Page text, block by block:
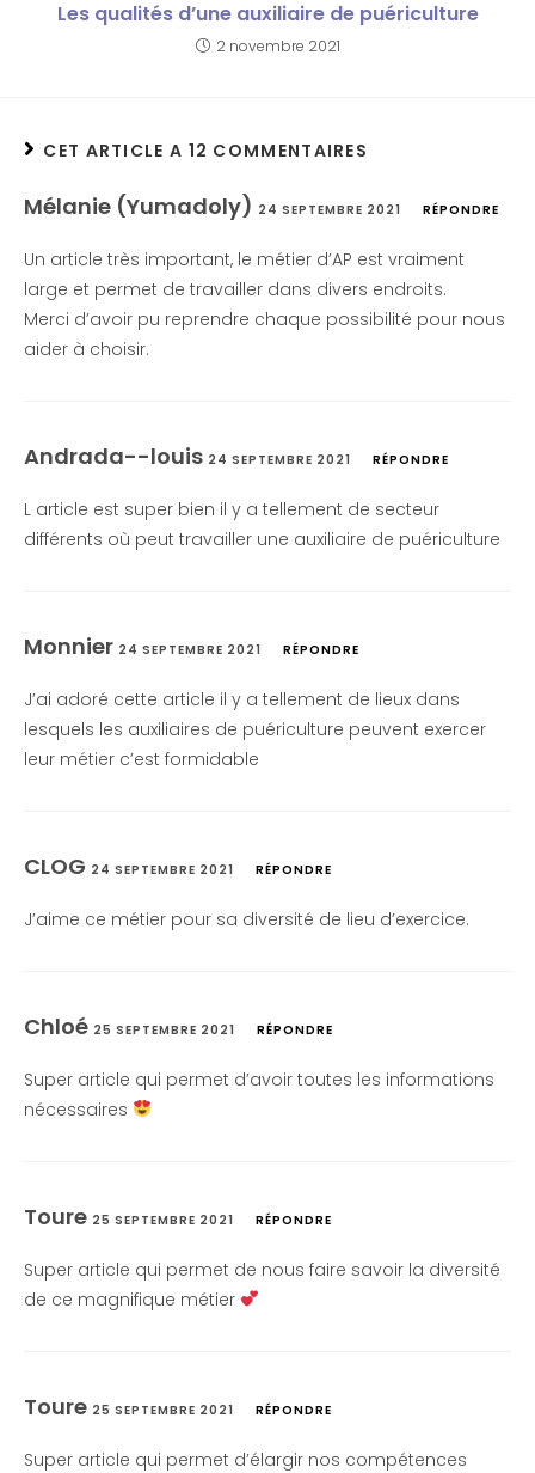
Les qualités d’une auxiliaire de puériculture
2 novembre 2021
CET ARTICLE A 12 COMMENTAIRES
Mélanie (Yumadoly) 24 SEPTEMBRE 2021 RÉPONDRE
Un article très important, le métier d’AP est vraiment
large et permet de travailler dans divers endroits.
Merci d’avoir pu reprendre chaque possibilité pour nous
aider à choisir.
Andrada--louis 24 SEPTEMBRE 2021 RÉPONDRE
L article est super bien il y a tellement de secteur
différents où peut travailler une auxiliaire de puériculture
Monnier 24 SEPTEMBRE 2021 RÉPONDRE
J’ai adoré cette article il y a tellement de lieux dans
lesquels les auxiliaires de puériculture peuvent exercer
leur métier c’est formidable
CLOG 24 SEPTEMBRE 2021 RÉPONDRE
J’aime ce métier pour sa diversité de lieu d’exercice.
Chloé 25 SEPTEMBRE 2021 RÉPONDRE
Super article qui permet d’avoir toutes les informations
nécessaires
Toure 25 SEPTEMBRE 2021 RÉPONDRE
Super article qui permet de nous faire savoir la diversité
de ce magnifique métier
Toure 25 SEPTEMBRE 2021 RÉPONDRE
Super article qui permet d’élargir nos compétences